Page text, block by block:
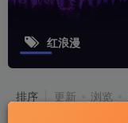
红浪漫
排序 更新 浏览